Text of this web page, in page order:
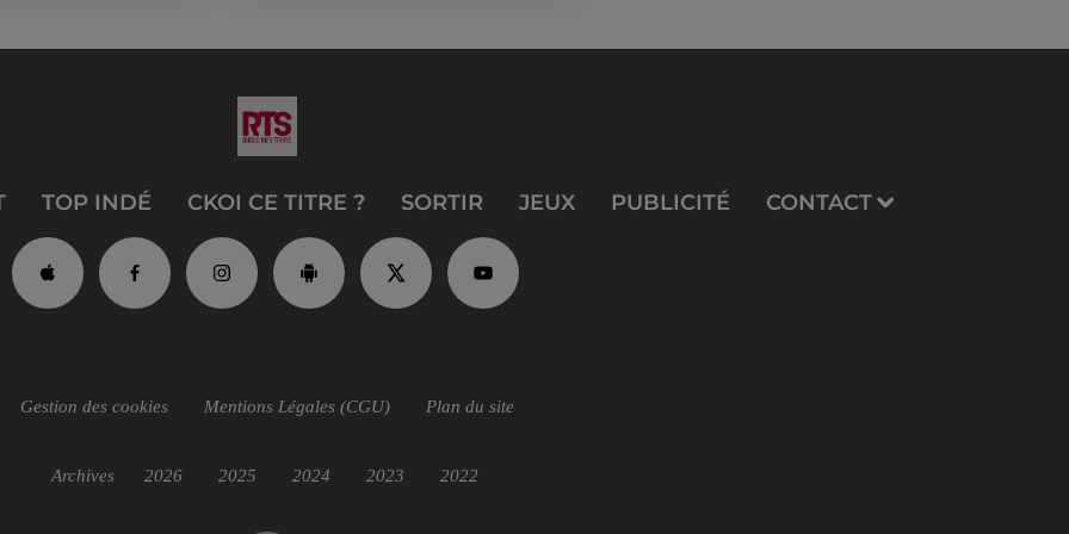
TOP INDÉ CKOI CE TITRE ? SORTIR JEUX PUBLICITÉ CONTACT
Gestion des cookies Mentions Légales (CGU) Plan du site
Archives 2026 2025 2024 2023 2022